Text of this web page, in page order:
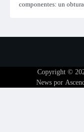
componentes: un
Copyright ©
News por